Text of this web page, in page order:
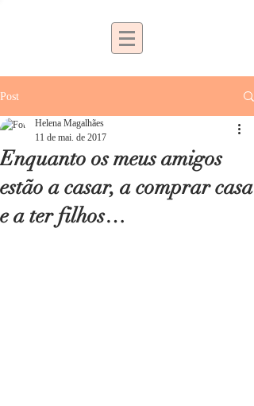
Post
Enquanto os meus amigos
estão a casar, a comprar casa
e a ter filhos…
Helena Magalhães
11 de mai. de 2017